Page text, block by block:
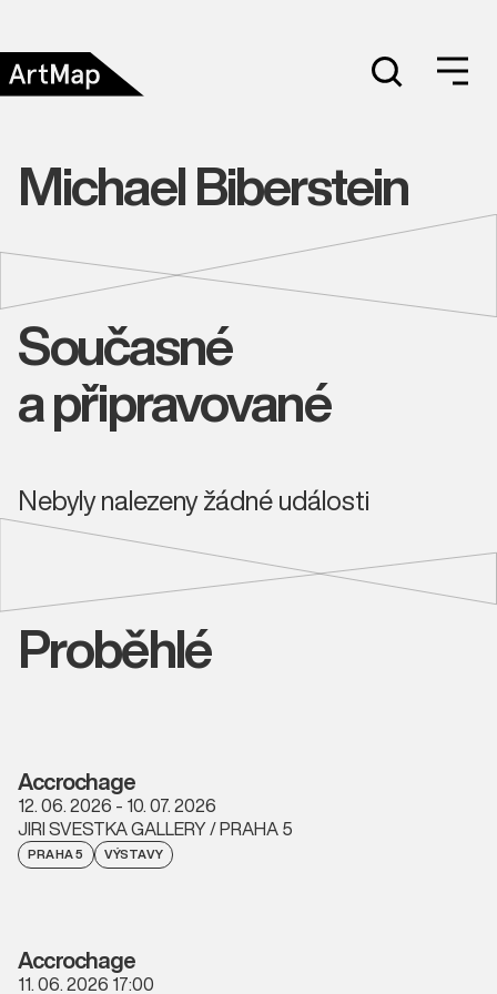
Michael Biberstein
Současné
a připravované
Nebyly nalezeny žádné události
Proběhlé
Accrochage
12. 06. 2026 - 10. 07. 2026
JIRI SVESTKA GALLERY / PRAHA 5
PRAHA 5 VÝSTAVY
Accrochage
11. 06. 2026 17:00